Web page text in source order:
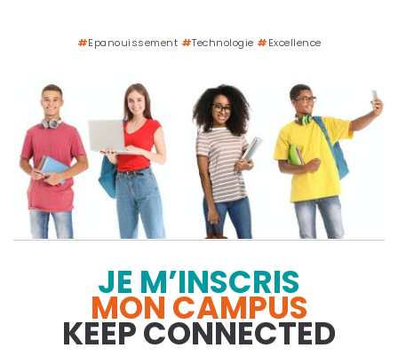
#Epanouissement #Technologie #Excellence
JE M’INSCRIS
MON CAMPUS
KEEP CONNECTED